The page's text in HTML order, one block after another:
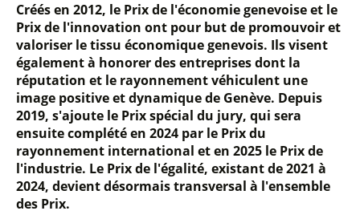
Créés en 2012, le Prix de l'économie genevoise et le
Prix de l'innovation ont pour but de promouvoir et
valoriser le tissu économique genevois. Ils visent
également à honorer des entreprises dont la
réputation et le rayonnement véhiculent une
image positive et dynamique de Genève. Depuis
2019, s'ajoute le Prix spécial du jury, qui sera
ensuite complété en 2024 par le Prix du
rayonnement international et en 2025 le Prix de
l'industrie. Le Prix de l'égalité, existant de 2021 à
2024, devient désormais transversal à l'ensemble
des Prix.